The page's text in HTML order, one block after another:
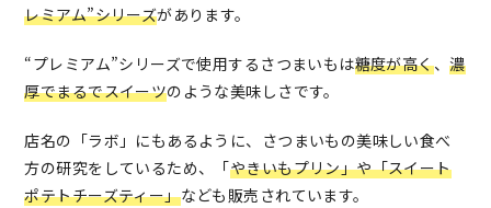
レミアム”シリーズがあります。
“プレミアム”シリーズで使用するさつまいもは糖度が高く、濃
厚でまるでスイーツのような美味しさです。
店名の「ラボ」にもあるように、さつまいもの美味しい食べ
方の研究をしているため、「やきいもプリン」や「スイート
ポテトチーズティー」なども販売されています。